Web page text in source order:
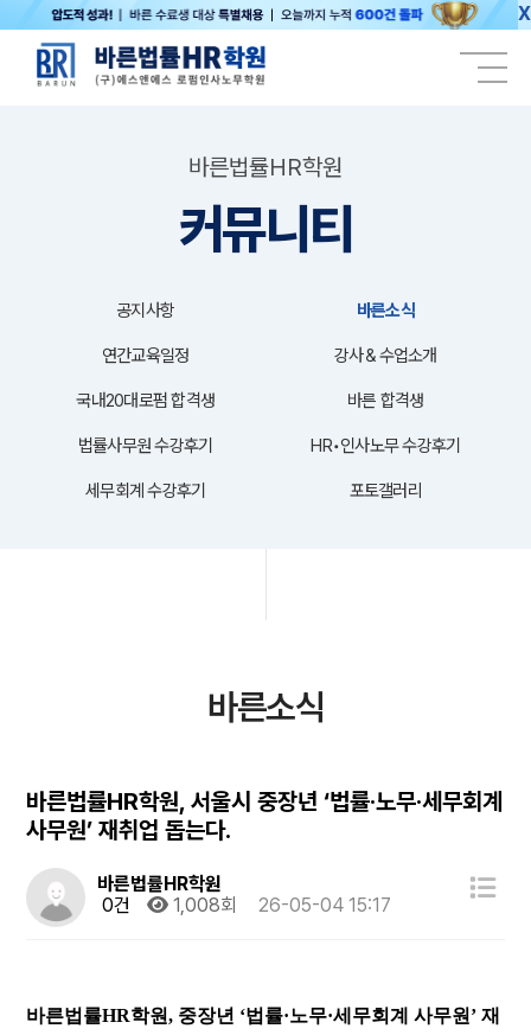
X
바른법률HR학원
커뮤니티
공지사항 바른소식
연간교육일정 강사＆수업소개
국내20대로펌 합격생 바른 합격생
법률사무원 수강후기 HR•인사노무 수강후기
세무회계 수강후기 포토갤러리
바른소식
바른법률HR학원, 서울시 중장년 ‘법률·노무·세무회계
사무원’ 재취업 돕는다.
바른법률HR학원
0건
1,008회 26-05-04 15:17
바른법률HR학원, 중장년 ‘법률·노무·세무회계 사무원 ’재